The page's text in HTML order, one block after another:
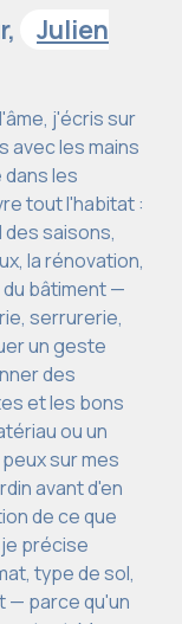
Julien
j'écris sur
avec les mains
dans les
tout l'habitat :
saisons,
la rénovation,
bâtiment —
serrurerie,
un geste
des
et les bons
ou un
sur mes
avant d'en
de ce que
précise
type de sol,
— parce qu'un